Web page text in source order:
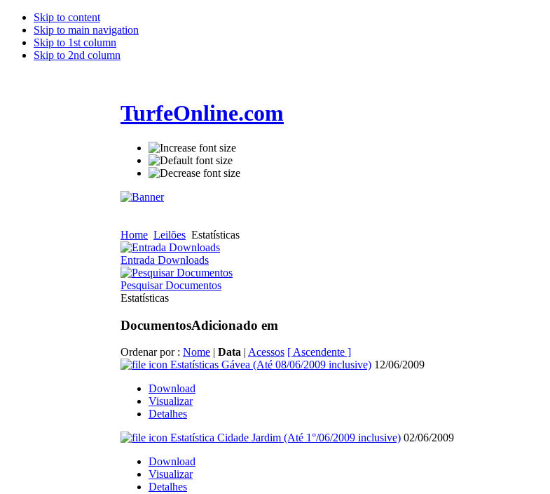
Skip to content
Skip to main navigation
Skip to 1st column
Skip to 2nd column
TurfeOnline.com
Home Leilões Estatísticas
Entrada Downloads
Pesquisar Documentos
Estatísticas
DocumentosAdicionado em
Ordenar por : Nome | Data | Acessos [ Ascendente ]
Estatísticas Gávea (Até 08/06/2009 inclusive) 12/06/2009
Download
Visualizar
Detalhes
Estatística Cidade Jardim (Até 1°/06/2009 inclusive) 02/06/2009
Download
Visualizar
Detalhes